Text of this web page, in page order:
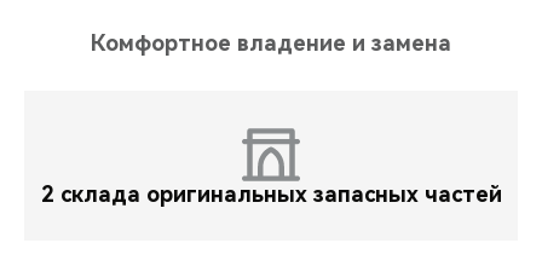
Комфортное владение и замена
2 склада оригинальных запасных частей